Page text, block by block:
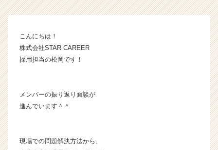
長
か
ら
ト
就
こんにちは！
株式会社STAR CAREER
採用担当の松岡です！
メンバーの振り返り面談が
進んでいます＾＾
現場での問題解決方法から、